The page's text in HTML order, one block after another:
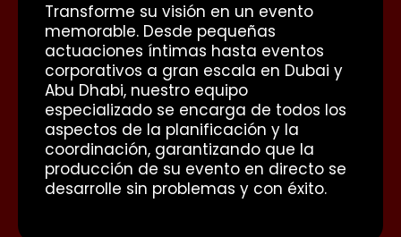
Transforme su visión en un evento
memorable. Desde pequeñas
actuaciones íntimas hasta eventos
corporativos a gran escala en Dubai y
Abu Dhabi, nuestro equipo
especializado se encarga de todos los
aspectos de la planificación y la
coordinación, garantizando que la
producción de su evento en directo se
desarrolle sin problemas y con éxito.